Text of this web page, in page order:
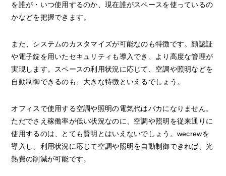
を誰が・いつ使用するのか、現在誰がスペースを使っているの
かなどを把握できます。
また、システムのカスタマイズが可能なのも特徴です。顔認証
や電子錠を用いたセキュリティも導入でき、より高度な管理が
実現します。スペースの利用状況に応じて、空調や照明などを
自動制御できるのも、大きな特徴といえるでしょう。
オフィスで使用する空調や照明の電気代はバカになりません。
ただでさえ稼働率が低い状況なのに、空調や照明を従来通りに
使用するのは、とても賢明とはいえないでしょう。wecrewを
導入し、利用状況に応じて空調や照明を自動制御できれば、光
熱費の削減が可能です。